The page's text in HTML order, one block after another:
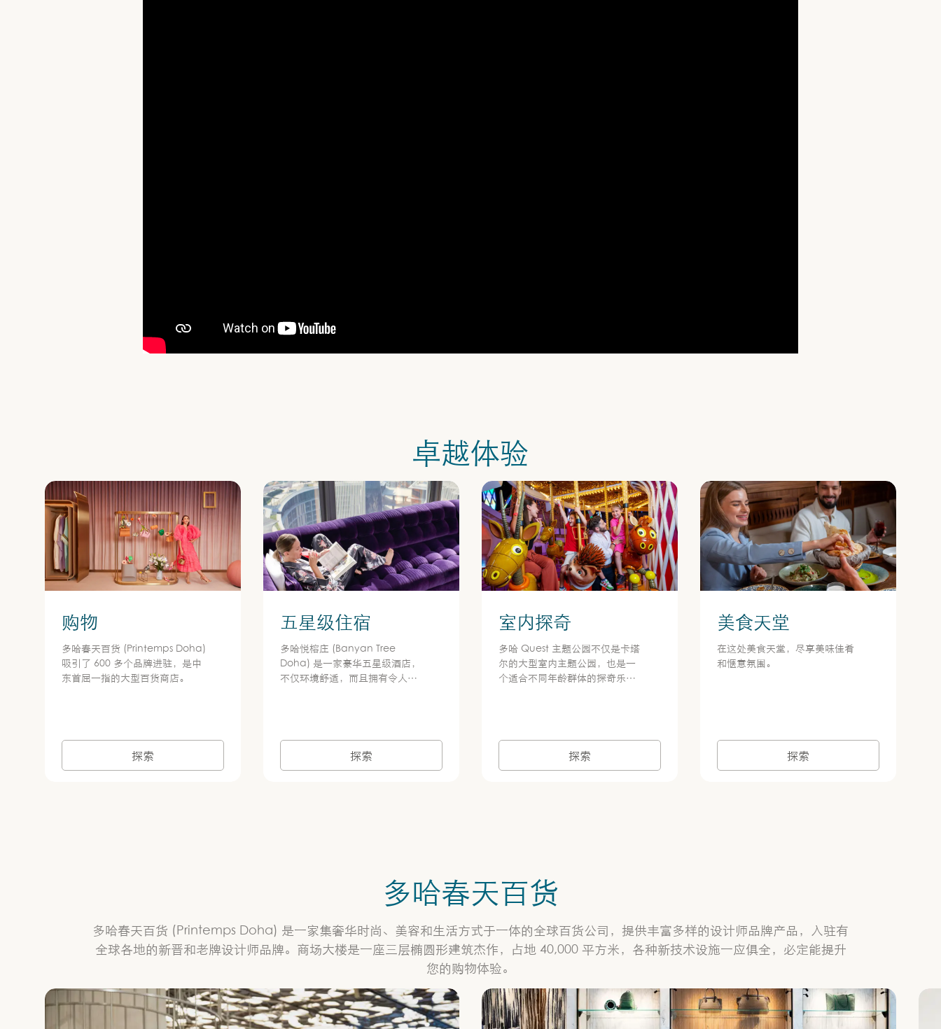
卓越体验
购物
多哈春天百货 (Printemps Doha)
吸引了 600 多个品牌进驻，是中
东首屈一指的大型百货商店。
探索
五星级住宿
多哈悦榕庄 (Banyan Tree
Doha) 是一家豪华五星级酒店，
不仅环境舒适，而且拥有令人惊
探索
室内探奇
多哈 Quest 主题公园不仅是卡塔
尔的大型室内主题公园，也是一
个适合不同年龄群体的探奇乐
探索
美食天堂
在这处美食天堂，尽享美味佳肴
和惬意氛围。
探索
多哈春天百货
多哈春天百货 (Printemps Doha) 是一家集奢华时尚、美容和生活方式于一体的全球百货公司，提供丰富多样的设计师品牌产品，入驻有
全球各地的新晋和老牌设计师品牌。商场大楼是一座三层椭圆形建筑杰作，占地 40,000 平方米，各种新技术设施一应俱全，必定能提升
您的购物体验。